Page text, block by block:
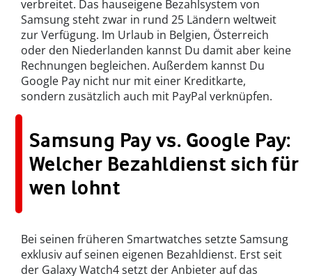
verbreitet. Das hauseigene Bezahlsystem von
Samsung steht zwar in rund 25 Ländern weltweit
zur Verfügung. Im Urlaub in Belgien, Österreich
oder den Niederlanden kannst Du damit aber keine
Rechnungen begleichen. Außerdem kannst Du
Google Pay nicht nur mit einer Kreditkarte,
sondern zusätzlich auch mit PayPal verknüpfen.
Samsung Pay vs. Google Pay:
Welcher Bezahldienst sich für
wen lohnt
Bei seinen früheren Smartwatches setzte Samsung
exklusiv auf seinen eigenen Bezahldienst. Erst seit
der Galaxy Watch4 setzt der Anbieter auf das